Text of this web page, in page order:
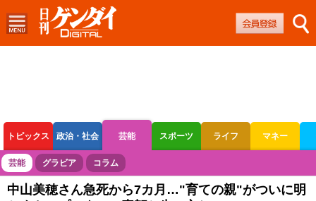
トピックス 政治・社会 芸能 スポーツ ライフ マネー
ボートレース 競輪 オートレース
芸能 グラビア コラム
中山美穂さん急死から7カ月…"育ての親"がついに明